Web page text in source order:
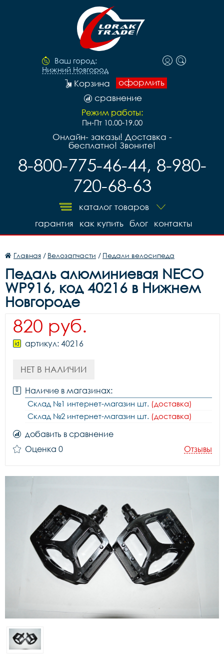
Ваш город:
Нижний Новгород
оформить
Корзина
сравнение
Режим работы:
Пн-Пт 10.00-19.00
Онлайн- заказы! Доставка -
бесплатно! Звоните!
8-800-775-46-44, 8-980-
720-68-63
каталог товаров
контакты
блог
как купить
гарантия
Главная / Велозапчасти / Педали велосипеда
Педаль алюминиевая NECO
WP916, код 40216 в Нижнем
Новгороде
820 руб.
артикул: 40216
НЕТ В НАЛИЧИИ
Наличие в магазинах:
Склад №1 интернет-магазин шт. (доставка)
Склад №2 интернет-магазин шт. (доставка)
добавить в сравнение
Оценка 0
Отзывы